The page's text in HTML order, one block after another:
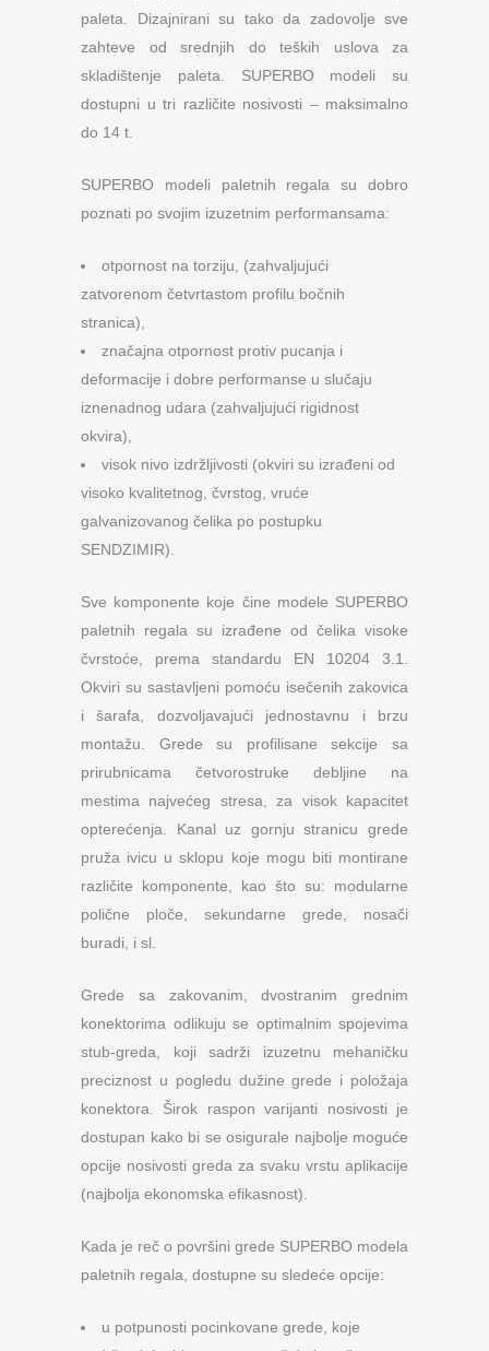
paleta. Dizajnirani su tako da zadovolje sve
zahteve od srednjih do teških uslova za
skladištenje paleta. SUPERBO modeli su
dostupni u tri različite nosivosti – maksimalno
do 14 t.
SUPERBO modeli paletnih regala su dobro
poznati po svojim izuzetnim performansama:
otpornost na torziju, (zahvaljujući
zatvorenom četvrtastom profilu bočnih
stranica),
značajna otpornost protiv pucanja i
deformacije i dobre performanse u slučaju
iznenadnog udara (zahvaljujući rigidnost
okvira),
visok nivo izdržljivosti (okviri su izrađeni od
visoko kvalitetnog, čvrstog, vruće
galvanizovanog čelika po postupku
SENDZIMIR).
Sve komponente koje čine modele SUPERBO
paletnih regala su izrađene od čelika visoke
čvrstoće, prema standardu EN 10204 3.1.
Okviri su sastavljeni pomoću isečenih zakovica
i šarafa, dozvoljavajući jednostavnu i brzu
montažu. Grede su profilisane sekcije sa
prirubnicama četvorostruke debljine na
mestima najvećeg stresa, za visok kapacitet
opterećenja. Kanal uz gornju stranicu grede
pruža ivicu u sklopu koje mogu biti montirane
različite komponente, kao što su: modularne
polične ploče, sekundarne grede, nosači
buradi, i sl.
Grede sa zakovanim, dvostranim grednim
konektorima odlikuju se optimalnim spojevima
stub-greda, koji sadrži izuzetnu mehaničku
preciznost u pogledu dužine grede i položaja
konektora. Širok raspon varijanti nosivosti je
dostupan kako bi se osigurale najbolje moguće
opcije nosivosti greda za svaku vrstu aplikacije
(najbolja ekonomska efikasnost).
Kada je reč o površini grede SUPERBO modela
paletnih regala, dostupne su sledeće opcije:
u potpunosti pocinkovane grede, koje